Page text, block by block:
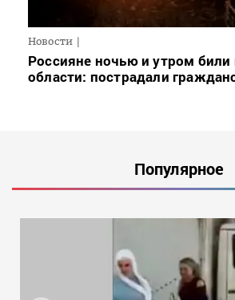
Новости
Россияне ночью и утром
области: пострадали
Популярное